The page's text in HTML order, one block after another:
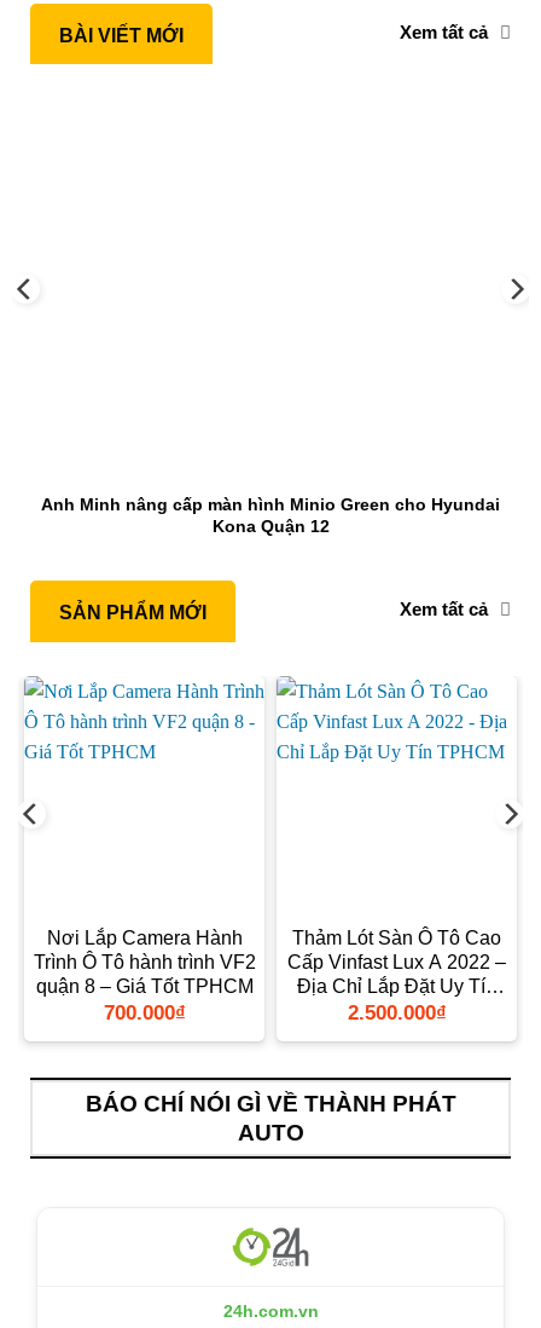
BÀI VIẾT MỚI Xem tất cả
Anh Minh nâng cấp màn hình Minio Green cho Hyundai
Kona Quận 12
SẢN PHẨM MỚI Xem tất cả
Nơi Lắp Camera Hành
Trình Ô Tô hành trình VF2
quận 8 – Giá Tốt TPHCM
700.000₫
Thảm Lót Sàn Ô Tô Cao
Cấp Vinfast Lux A 2022 –
Địa Chỉ Lắp Đặt Uy Tín
TPHCM
2.500.000₫
BÁO CHÍ NÓI GÌ VỀ THÀNH PHÁT
AUTO
24h.com.vn